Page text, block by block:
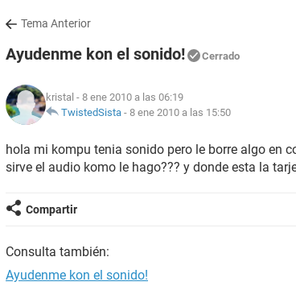
Tema Anterior
Ayudenme kon el sonido! Cerrado
kristal - 8 ene 2010 a las 06:19
TwistedSista - 8 ene 2010 a las 15:50
hola mi kompu tenia sonido pero le borre algo en
sirve el audio komo le hago??? y donde esta la
Compartir
Consulta también:
Ayudenme kon el sonido!